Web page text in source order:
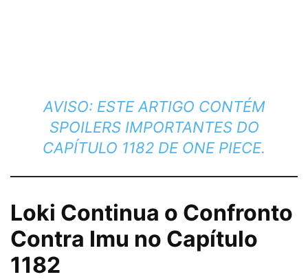
AVISO: ESTE ARTIGO CONTÉM
SPOILERS IMPORTANTES DO
CAPÍTULO 1182 DE ONE PIECE.
Loki Continua o Confronto
Contra Imu no Capítulo
1182